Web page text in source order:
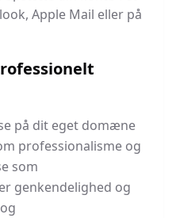
Apple Mail eller på
på dit eget domæne
professionalisme og
som
genkendelighed og